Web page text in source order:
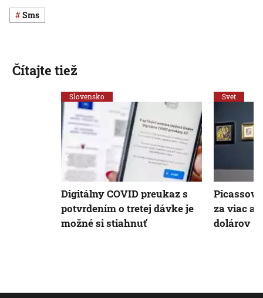
sms
Čítajte tiež
Slovensko
Digitálny COVID preukaz s
potvrdením o tretej dávke je
možné si stiahnuť
Svet
za viac
dolárov